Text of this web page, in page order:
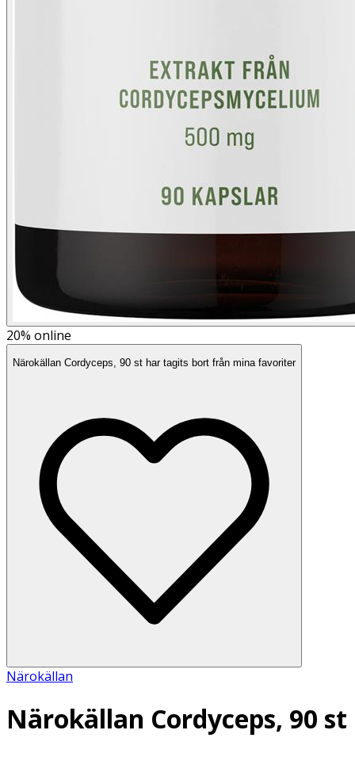
20% online
Närokällan Cordyceps, 90 st har tagits bort från mina favoriter
Närokällan
Närokällan Cordyceps, 90 st